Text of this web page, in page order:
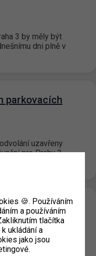
3 by měly být
dni plně v
parkovacích
uzavřeny
pro Prahu 3.
svátku 17.
2023 bude ve
🍪. Používáním
a používáním
tlačítka
ukládání a
jako jsou